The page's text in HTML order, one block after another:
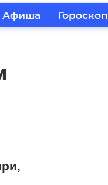
Афиша Гороскоп